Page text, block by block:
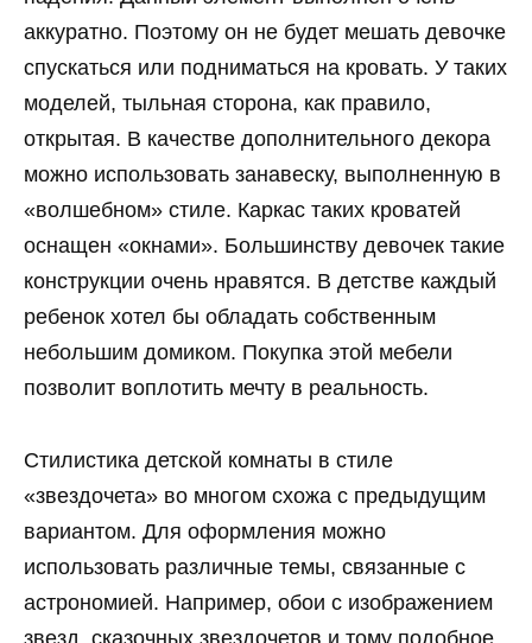
аккуратно. Поэтому он не будет мешать девочке
спускаться или подниматься на кровать. У таких
моделей, тыльная сторона, как правило,
открытая. В качестве дополнительного декора
можно использовать занавеску, выполненную в
«волшебном» стиле. Каркас таких кроватей
оснащен «окнами». Большинству девочек такие
конструкции очень нравятся. В детстве каждый
ребенок хотел бы обладать собственным
небольшим домиком. Покупка этой мебели
позволит воплотить мечту в реальность.
Стилистика детской комнаты в стиле
«звездочета» во многом схожа с предыдущим
вариантом. Для оформления можно
использовать различные темы, связанные с
астрономией. Например, обои с изображением
звезд, сказочных звездочетов и тому подобное.